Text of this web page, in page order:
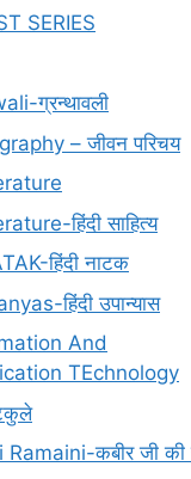
SERIES
ग्रन्थावली
– जीवन परिचय
हिंदी साहित्य
हिंदी नाटक
हिंदी उपान्यास
And
TEchnology
कबीर जी की